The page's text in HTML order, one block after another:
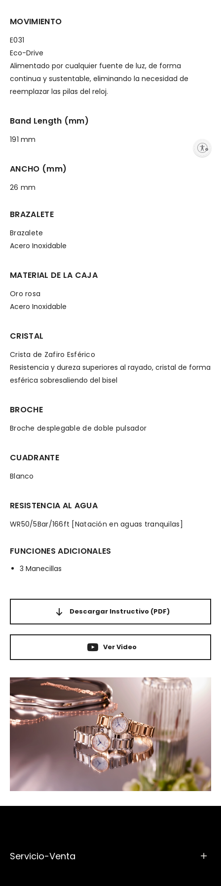
MOVIMIENTO
E031
Eco-Drive
Alimentado por cualquier fuente de luz, de forma
continua y sustentable, eliminando la necesidad de
reemplazar las pilas del reloj.
Band Length (mm)
191 mm
ANCHO (mm)
26 mm
BRAZALETE
Brazalete
Acero Inoxidable
MATERIAL DE LA CAJA
Oro rosa
Acero Inoxidable
CRISTAL
Crista de Zafiro Esférico
Resistencia y dureza superiores al rayado, cristal de forma
esférica sobresaliendo del bisel
BROCHE
Broche desplegable de doble pulsador
CUADRANTE
Blanco
RESISTENCIA AL AGUA
WR50/5Bar/166ft [Natación en aguas tranquilas]
FUNCIONES ADICIONALES
3 Manecillas
Descargar Instructivo (PDF)
Ver Video
Servicio-Venta